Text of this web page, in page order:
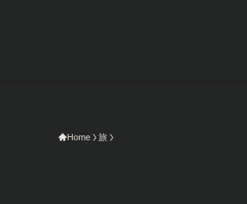
Home 旅